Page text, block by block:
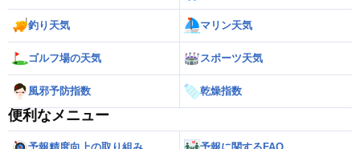
釣り天気 マリン天気
ゴルフ場の天気 スポーツ天気
風邪予防指数 乾燥指数
便利なメニュー